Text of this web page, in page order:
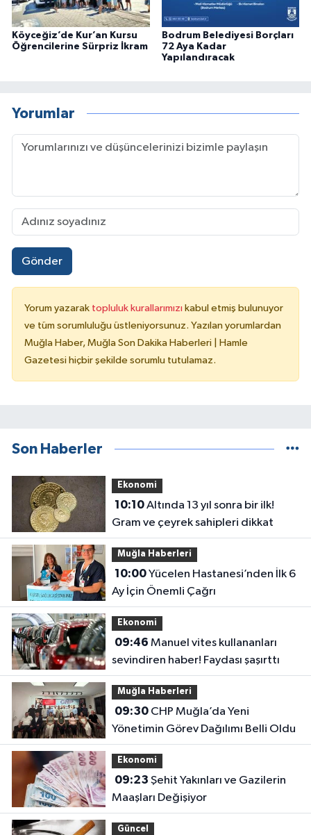
Köyceğiz’de Kur’an Kursu
Öğrencilerine Sürpriz İkram
Bodrum Belediyesi Borçları
72 Aya Kadar
Yapılandıracak
Yorumlar
Gönder
Yorum yazarak topluluk kurallarımızı kabul etmiş bulunuyor
ve tüm sorumluluğu üstleniyorsunuz. Yazılan yorumlardan
Muğla Haber, Muğla Son Dakika Haberleri | Hamle
Gazetesi hiçbir şekilde sorumlu tutulamaz.
Son Haberler
Ekonomi
10:10Altında 13 yıl sonra bir ilk!
Gram ve çeyrek sahipleri dikkat
Muğla Haberleri
10:00Yücelen Hastanesi’nden İlk 6
Ay İçin Önemli Çağrı
Ekonomi
09:46
sevindiren haber! Faydası şaşırttı
Muğla Haberleri
09:30CHP Muğla’da Yeni
Yönetimin Görev Dağılımı Belli Oldu
Ekonomi
09:23
Maaşları Değişiyor
Güncel